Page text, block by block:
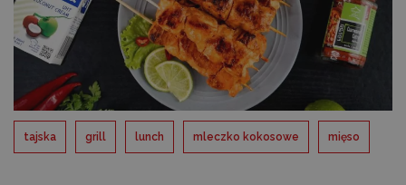
tajska grill lunch mleczko kokosowe mięso